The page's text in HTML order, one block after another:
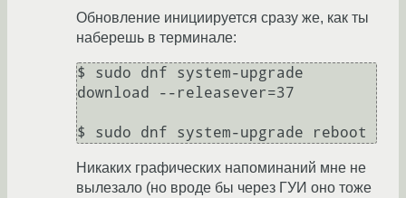
Обновление инициируется сразу же, как ты
наберешь в терминале:
$ sudo dnf system-upgrade
download --releasever=37
Никаких графических напоминаний мне не
вылезало (но вроде бы через ГУИ оно тоже